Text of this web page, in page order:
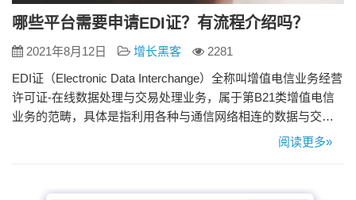
哪些平台需要申请EDI证？有流程介绍吗？
2021年8月12日 增长黑客
2281
EDI证（Electronic Data Interchange）全称叫增值电信业务经营
许可证-在线数据处理与交易处理业务，属于第B21类增值电信
业务的范畴，具体是指利用各种与通信网络相连的数据与交
易、事务处理应用平台，通过通信网络为用户提供在线数据处
城、淘宝、易趣、美团、携程、滴滴出…
阅读更多»